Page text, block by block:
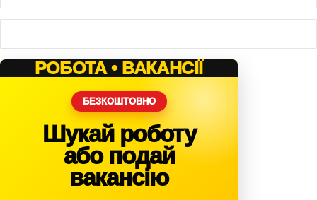
РОБОТА • ВАКАНСІЇ
БЕЗКОШТОВНО
Шукай роботу
або подай
вакансію